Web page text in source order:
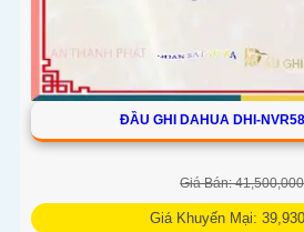
ĐẦU GHI DAHUA DHI-
Giá Bán:
Giá Khuyến Mại: